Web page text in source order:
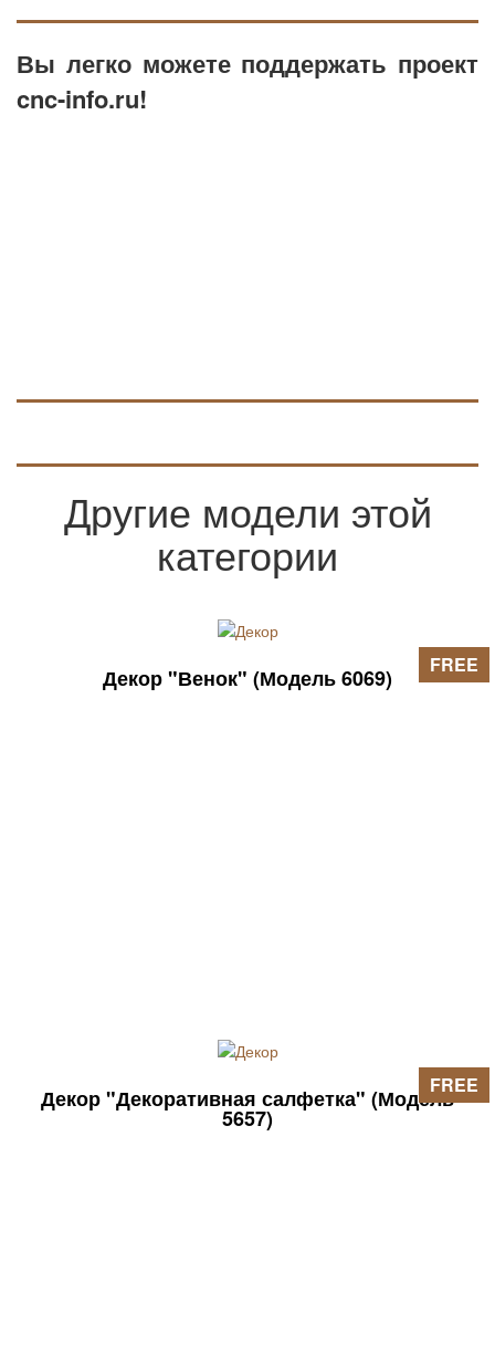
Вы легко можете поддержать проект
cnc-info.ru!
Другие модели этой
категории
Декор "Венок" (Модель 6069) FREE
Декор "Декоративная салфетка" (Модель
5657)
FREE